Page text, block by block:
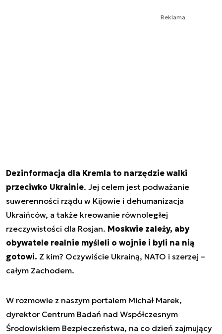
Reklama
Dezinformacja dla Kremla to narzędzie walki
przeciwko Ukrainie. Jej celem jest podważanie
suwerenności rządu w Kijowie i dehumanizacja
Ukraińców, a także kreowanie równoległej
rzeczywistości dla Rosjan. Moskwie zależy, aby
obywatele realnie myśleli o wojnie i byli na nią
gotowi. Z kim? Oczywiście Ukrainą, NATO i szerzej –
całym Zachodem.
W rozmowie z naszym portalem Michał Marek,
dyrektor Centrum Badań nad Współczesnym
Środowiskiem Bezpieczeństwa, na co dzień zajmujący